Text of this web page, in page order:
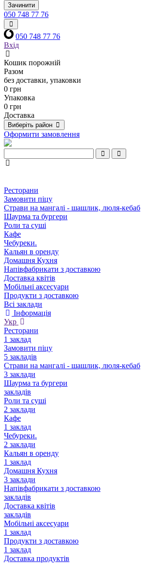
Зачинити
050 748 77 76
050 748 77 76
Вхід
Кошик порожній
Разом
без доставки, упаковки
0 грн
Упаковка
0 грн
Доставка
Виберіть район
Оформити замовлення
Ресторани
Замовити піцу
Страви на мангалі - шашлик, люля-кебаб
Шаурма та бургери
Роли та суші
Кафе
Чебуреки.
Кальян в оренду
Домашня Кухня
Напівфабрикати з доставкою
Доставка квітів
Мобільні аксесуари
Продукти з доставкою
Всі заклади
Інформація
Укр
Ресторани
1 заклад
Замовити піцу
5 закладів
Страви на мангалі - шашлик, люля-кебаб
3 заклади
Шаурма та бургери
закладів
Роли та суші
2 заклади
Кафе
1 заклад
Чебуреки.
2 заклади
Кальян в оренду
1 заклад
Домашня Кухня
3 заклади
Напівфабрикати з доставкою
закладів
Доставка квітів
закладів
Мобільні аксесуари
1 заклад
Продукти з доставкою
1 заклад
Доставка продуктів